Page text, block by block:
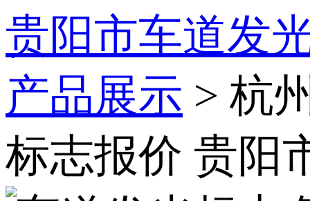
贵阳市车道发
产品展示 > 杭
标志报价 贵阳